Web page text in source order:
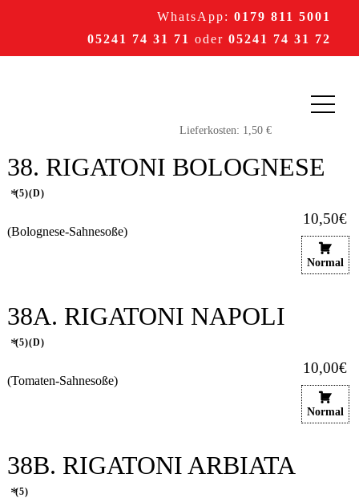
WhatsApp: 0179 811 5001
05241 74 31 71 oder 05241 74 31 72
38. RIGATONI BOLOGNESE
5 D
10,50€
Normal
(Bolognese-Sahnesoße)
38A. RIGATONI NAPOLI
5 D
10,00€
Normal
(Tomaten-Sahnesoße)
38B. RIGATONI ARBIATA
5